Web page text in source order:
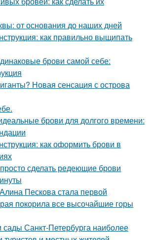
от основания до наших дней
как правильно выщипать
брови самой себе:
Новая сенсация с острова
брови для долгого времени:
как оформить брови в
сделать редеющие брови
Пескова стала первой
покорила все высочайшие горы
сады Санкт-Петербурга наиболее